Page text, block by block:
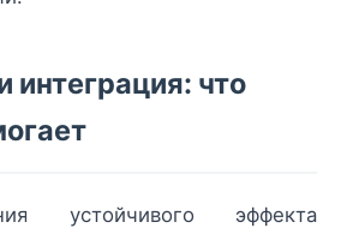
интеграция: что
устойчивого эффекта